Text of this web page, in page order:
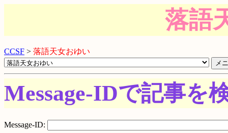
落語
CCSF > 落語天女おゆい
Message-IDで記事を
Message-ID: